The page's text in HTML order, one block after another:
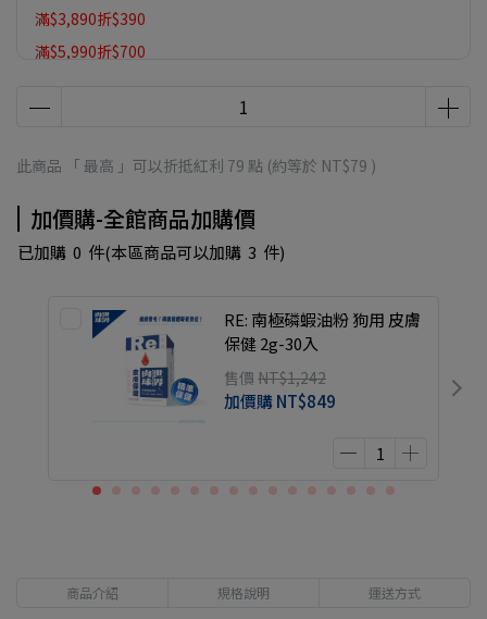
滿$3,890折$390
滿$5,990折$700
此商品 「 最高 」可以折抵紅利 79 點 (約等於 NT$79 )
加價購-全館商品加購價
已加購 0 件(本區商品可以加購 3 件)
RE: 南極磷蝦油粉 狗用 皮膚
保健 2g-30入
售價 NT$1,242
加價購NT$849
商品介紹 規格說明 運送方式